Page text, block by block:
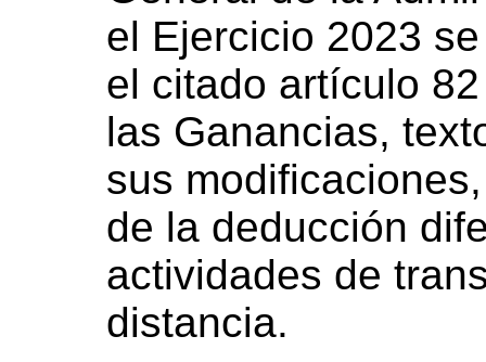
el Ejercicio 2023
el citado artículo
las Ganancias,
sus
de la deducción
actividades de
distancia.